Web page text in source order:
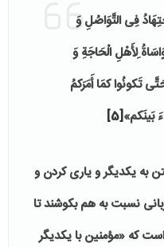
فِی التَّوَاصُلِ وَ
لِأَهْلِ الْحَاجَةِ وَ
کمَا أَمَرَکمُ
بَینَکم»[5]
به یکدیگر و یاری کردن و
نسبت به هم بکوشند تا
که «مؤمنین با یکدیگر